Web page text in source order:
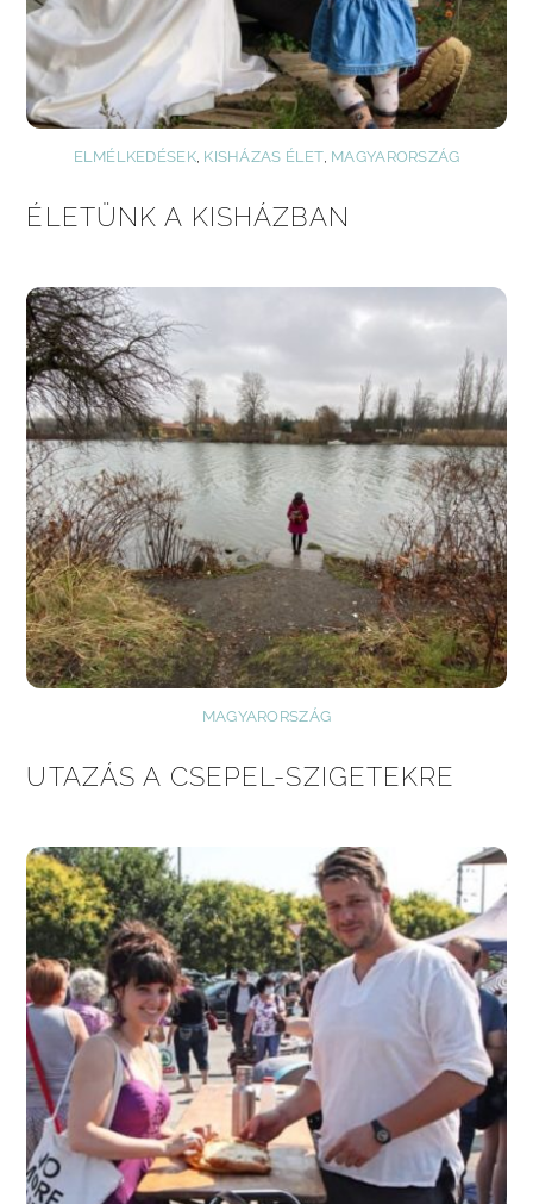
ELMÉLKEDÉSEK, KISHÁZAS ÉLET, MAGYARORSZÁG
ÉLETÜNK A KISHÁZBAN
MAGYARORSZÁG
UTAZÁS A CSEPEL-SZIGETEKRE